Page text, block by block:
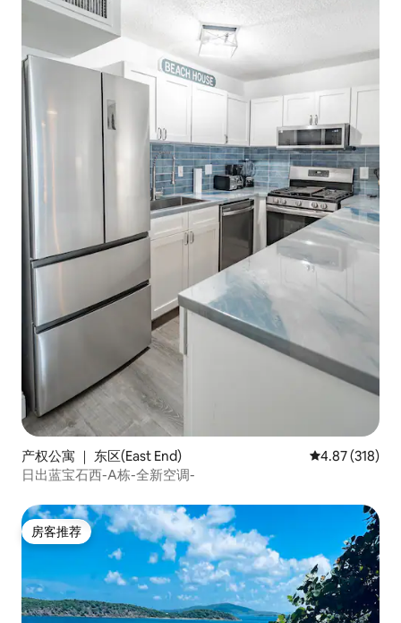
产权公寓 ｜ 东区(East End) 平均评分 4.87
4.87 (318)
日出蓝宝石西-A栋-全新空调-
房客推荐
房客推荐